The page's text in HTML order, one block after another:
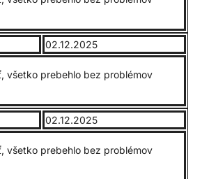
02.12.2025
všetko prebehlo bez problémov
02.12.2025
všetko prebehlo bez problémov